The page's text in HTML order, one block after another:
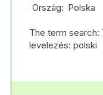
Ország: Polska
The term search:
levelezés: polski